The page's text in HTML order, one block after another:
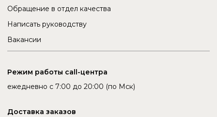
Обращение в отдел качества
Написать руководству
Вакансии
Режим работы call-центра
ежедневно с 7:00 до 20:00 (по Мск)
Доставка заказов